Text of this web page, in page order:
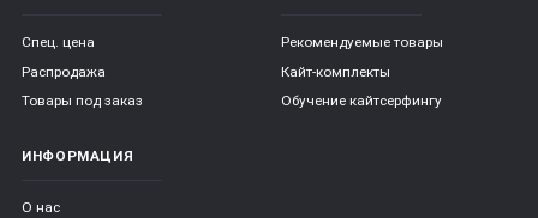
Спец. цена
Распродажа
Товары под заказ
Рекомендуемые товары
Кайт-комплекты
Обучение кайтсерфингу
ИНФОРМАЦИЯ
О нас